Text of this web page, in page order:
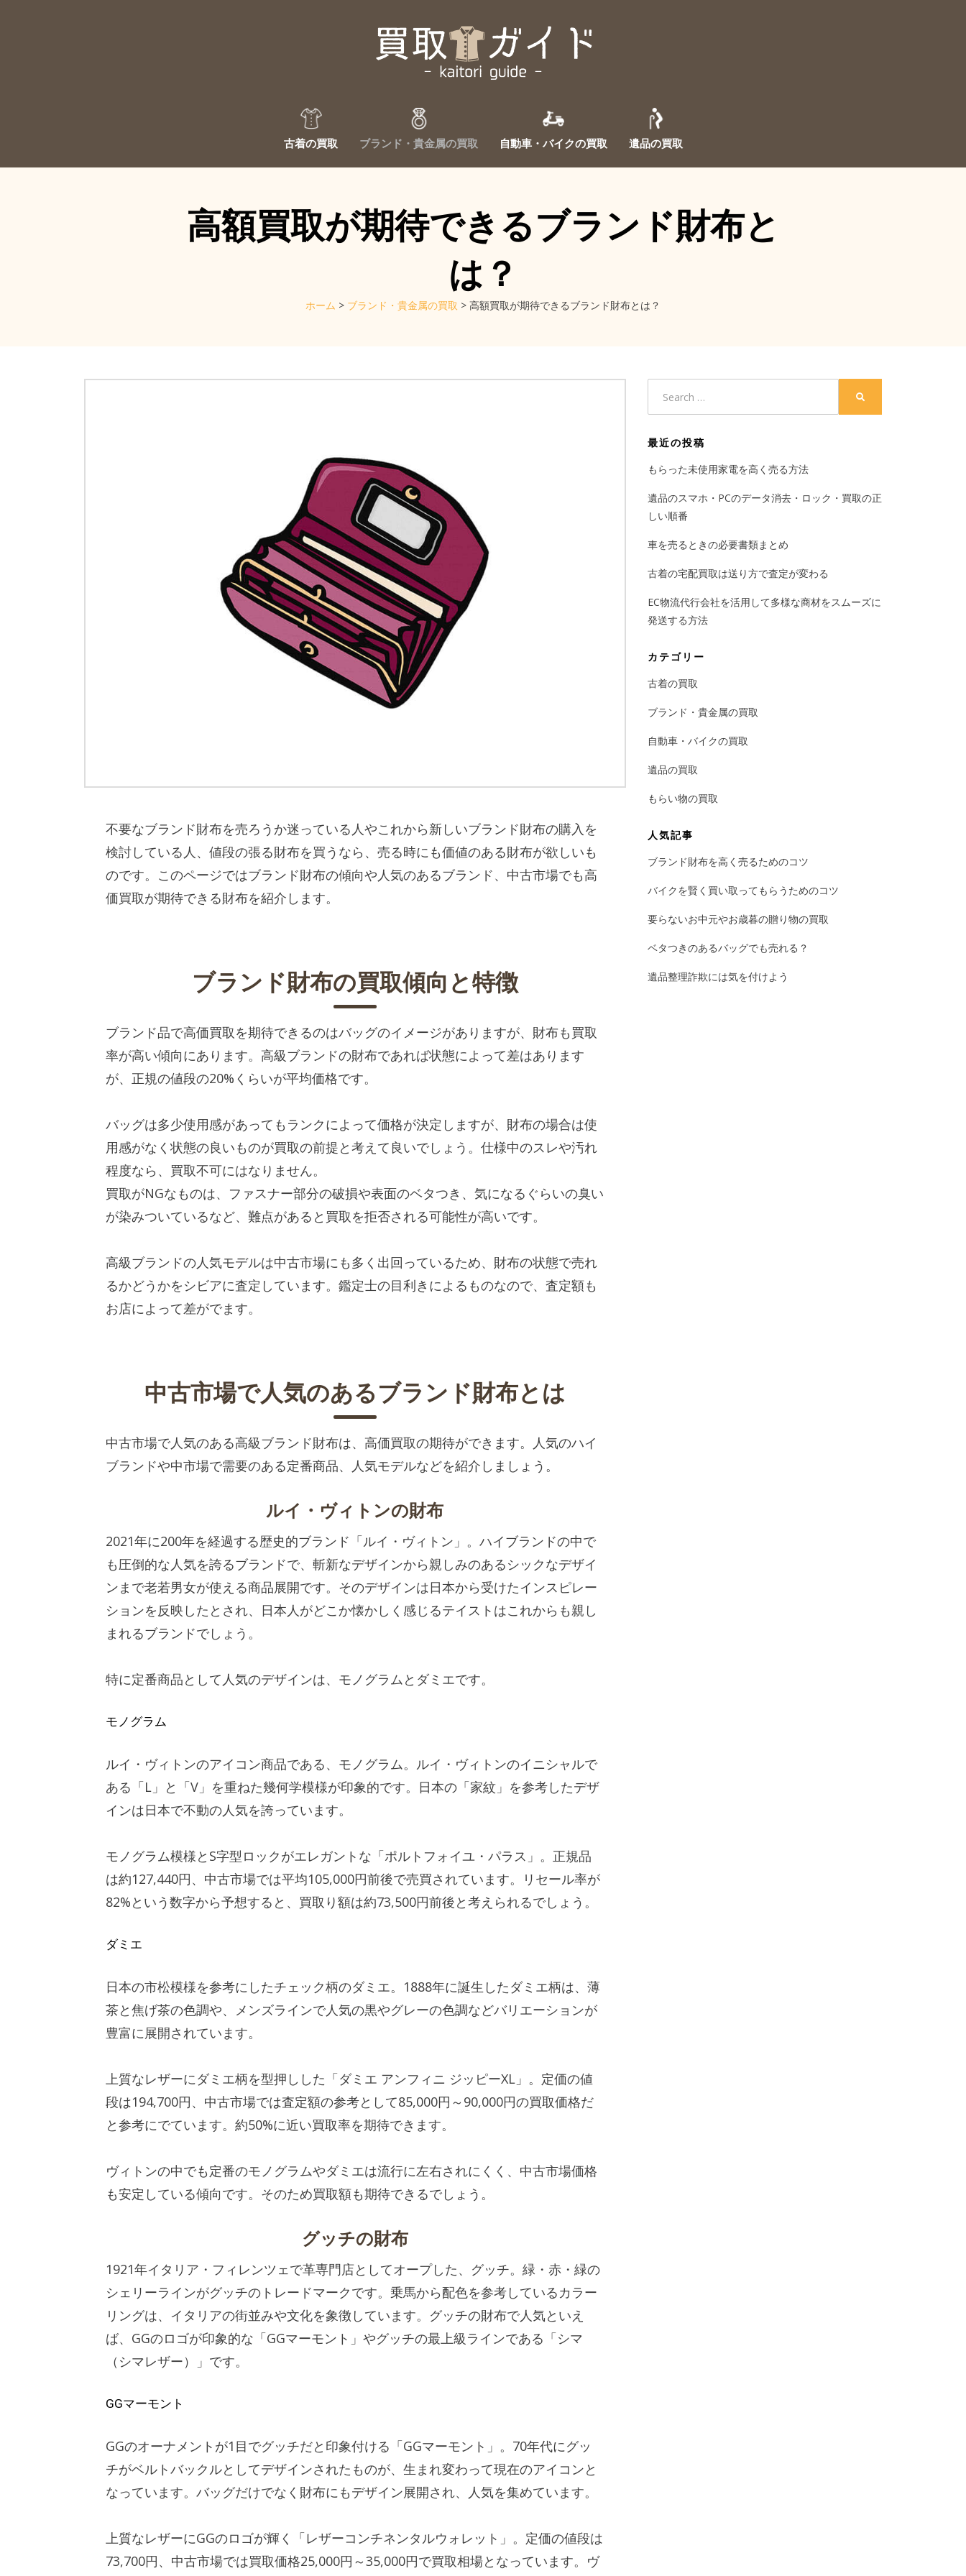
買取ガイド
古着の買取 ブランド・貴金属の買取 自動車・バイクの買取 遺品の買取
高額買取が期待できるブランド財布と
は？
ホーム > ブランド・貴金属の買取 > 高額買取が期待できるブランド財布とは？
不要なブランド財布を売ろうか迷っている人やこれから新しいブランド財布の購入を
検討している人、値段の張る財布を買うなら、売る時にも価値のある財布が欲しいも
のです。このページではブランド財布の傾向や人気のあるブランド、中古市場でも高
価買取が期待できる財布を紹介します。
ブランド財布の買取傾向と特徴
ブランド品で高価買取を期待できるのはバッグのイメージがありますが、財布も買取
率が高い傾向にあります。高級ブランドの財布であれば状態によって差はあります
が、正規の値段の20%くらいが平均価格です。
バッグは多少使用感があってもランクによって価格が決定しますが、財布の場合は使
用感がなく状態の良いものが買取の前提と考えて良いでしょう。仕様中のスレや汚れ
程度なら、買取不可にはなりません。
買取がNGなものは、ファスナー部分の破損や表面のベタつき、気になるぐらいの臭い
が染みついているなど、難点があると買取を拒否される可能性が高いです。
高級ブランドの人気モデルは中古市場にも多く出回っているため、財布の状態で売れ
るかどうかをシビアに査定しています。鑑定士の目利きによるものなので、査定額も
お店によって差がでます。
中古市場で人気のあるブランド財布とは
中古市場で人気のある高級ブランド財布は、高価買取の期待ができます。人気のハイ
ブランドや中市場で需要のある定番商品、人気モデルなどを紹介しましょう。
ルイ・ヴィトンの財布
2021年に200年を経過する歴史的ブランド「ルイ・ヴィトン」。ハイブランドの中で
も圧倒的な人気を誇るブランドで、斬新なデザインから親しみのあるシックなデザイ
ンまで老若男女が使える商品展開です。そのデザインは日本から受けたインスピレー
ションを反映したとされ、日本人がどこか懐かしく感じるテイストはこれからも親し
まれるブランドでしょう。
特に定番商品として人気のデザインは、モノグラムとダミエです。
モノグラム
ルイ・ヴィトンのアイコン商品である、モノグラム。ルイ・ヴィトンのイニシャルで
ある「L」と「V」を重ねた幾何学模様が印象的です。日本の「家紋」を参考したデザ
インは日本で不動の人気を誇っています。
モノグラム模様とS字型ロックがエレガントな「ポルトフォイユ・パラス」。正規品
は約127,440円、中古市場では平均105,000円前後で売買されています。リセール率が
82%という数字から予想すると、買取り額は約73,500円前後と考えられるでしょう。
ダミエ
日本の市松模様を参考にしたチェック柄のダミエ。1888年に誕生したダミエ柄は、薄
茶と焦げ茶の色調や、メンズラインで人気の黒やグレーの色調などバリエーションが
豊富に展開されています。
上質なレザーにダミエ柄を型押しした「ダミエ アンフィニ ジッピーXL」。定価の値
段は194,700円、中古市場では査定額の参考として85,000円～90,000円の買取価格だ
と参考にでています。約50%に近い買取率を期待できます。
ヴィトンの中でも定番のモノグラムやダミエは流行に左右されにくく、中古市場価格
も安定している傾向です。そのため買取額も期待できるでしょう。
グッチの財布
1921年イタリア・フィレンツェで革専門店としてオープした、グッチ。緑・赤・緑の
シェリーラインがグッチのトレードマークです。乗馬から配色を参考しているカラー
リングは、イタリアの街並みや文化を象徴しています。グッチの財布で人気といえ
ば、GGのロゴが印象的な「GGマーモント」やグッチの最上級ラインである「シマ
（シマレザー）」です。
GGマーモント
GGのオーナメントが1目でグッチだと印象付ける「GGマーモント」。70年代にグッ
チがベルトバックルとしてデザインされたものが、生まれ変わって現在のアイコンと
なっています。バッグだけでなく財布にもデザイン展開され、人気を集めています。
上質なレザーにGGのロゴが輝く「レザーコンチネンタルウォレット」。定価の値段は
73,700円、中古市場では買取価格25,000円～35,000円で買取相場となっています。ヴ
最近の投稿
もらった未使用家電を高く売る方法
遺品のスマホ・PCのデータ消去・ロック・買取の正
しい順番
車を売るときの必要書類まとめ
古着の宅配買取は送り方で査定が変わる
EC物流代行会社を活用して多様な商材をスムーズに
発送する方法
カテゴリー
古着の買取
ブランド・貴金属の買取
自動車・バイクの買取
遺品の買取
もらい物の買取
人気記事
ブランド財布を高く売るためのコツ
バイクを賢く買い取ってもらうためのコツ
要らないお中元やお歳暮の贈り物の買取
ベタつきのあるバッグでも売れる？
遺品整理詐欺には気を付けよう